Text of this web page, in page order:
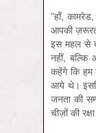
”हाँ,
आपकी
इस महल से
नहीं, बल्कि
कहेंगे कि हम
आये थे।
जनता की
चीज़ों की